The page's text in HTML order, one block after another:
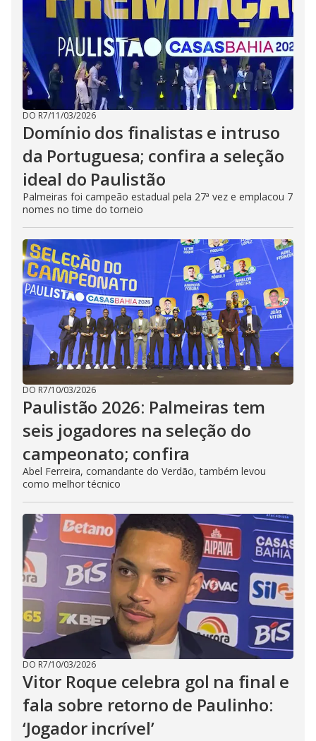
DO R7/11/03/2026
Domínio dos finalistas e intruso
da Portuguesa; confira a seleção
ideal do Paulistão
Palmeiras foi campeão estadual pela 27ª vez e emplacou 7
nomes no time do torneio
DO R7/10/03/2026
Paulistão 2026: Palmeiras tem
seis jogadores na seleção do
campeonato; confira
Abel Ferreira, comandante do Verdão, também levou
como melhor técnico
DO R7/10/03/2026
Vitor Roque celebra gol na final e
fala sobre retorno de Paulinho:
‘Jogador incrível’